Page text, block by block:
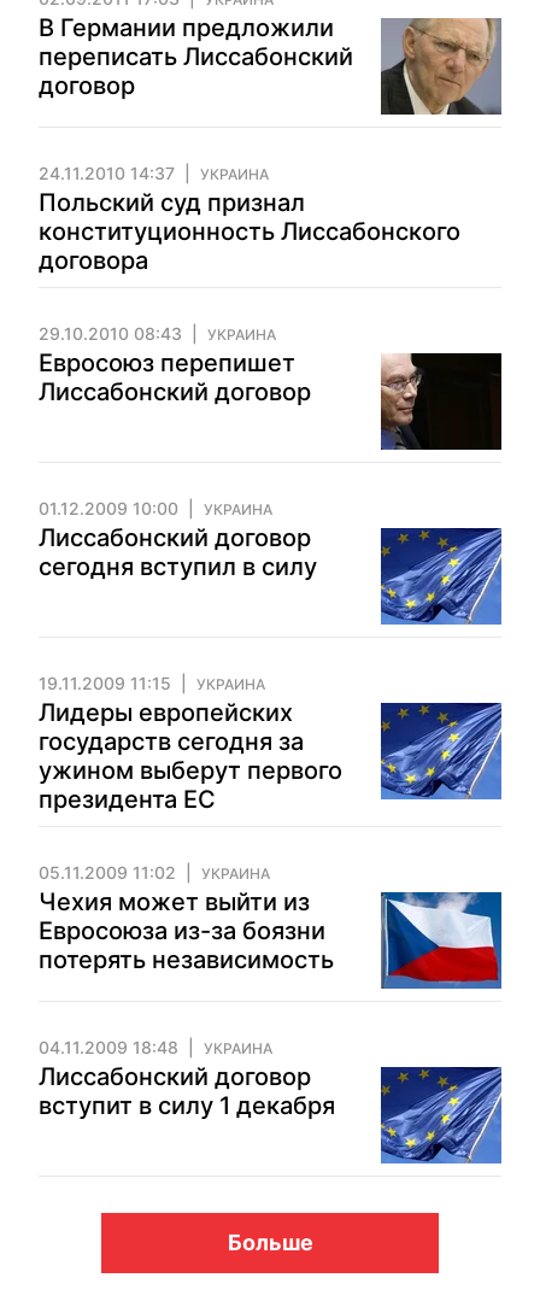
В Германии предложили
переписать Лиссабонский
договор
24.11.2010 14:37 УКРАИНА
Польский суд признал
конституционность Лиссабонского
договора
29.10.2010 08:43 УКРАИНА
Евросоюз перепишет
Лиссабонский договор
01.12.2009 10:00 УКРАИНА
Лиссабонский договор
сегодня вступил в силу
19.11.2009 11:15 УКРАИНА
Лидеры европейских
государств сегодня за
ужином выберут первого
президента ЕС
05.11.2009 11:02 УКРАИНА
Чехия может выйти из
Евросоюза из-за боязни
потерять независимость
04.11.2009 18:48 УКРАИНА
Лиссабонский договор
вступит в силу 1 декабря
Больше